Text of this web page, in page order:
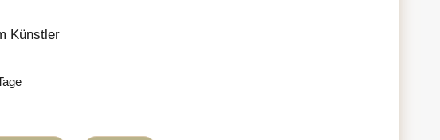
Künstler